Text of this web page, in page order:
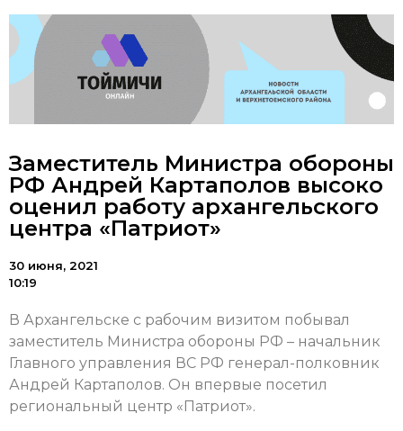
Заместитель Министра обороны
РФ Андрей Картаполов высоко
оценил работу архангельского
центра «Патриот»
30 июня, 2021
10:19
В Архангельске с рабочим визитом побывал
заместитель Министра обороны РФ – начальник
Главного управления ВС РФ генерал-полковник
Андрей Картаполов. Он впервые посетил
региональный центр «Патриот».